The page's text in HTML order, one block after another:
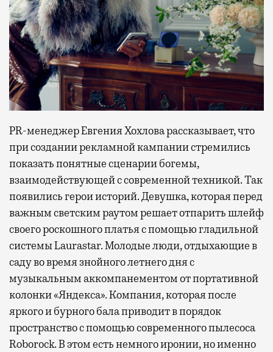
PR-менеджер Евгения Хохлова рассказывает, что
при создании рекламной кампании стремились
показать понятные сценарии богемы,
взаимодействующей с современной техникой. Так
появились герои историй. Девушка, которая перед
важным светским раутом решает отпарить шлейф
своего роскошного платья с помощью гладильной
системы Laurastar. Молодые люди, отдыхающие в
саду во время знойного летнего дня с
музыкальным аккомпанементом от портативной
колонки «Яндекса». Компания, которая после
яркого и бурного бала приводит в порядок
пространство с помощью современного пылесоса
Roborock. В этом есть немного иронии, но именно